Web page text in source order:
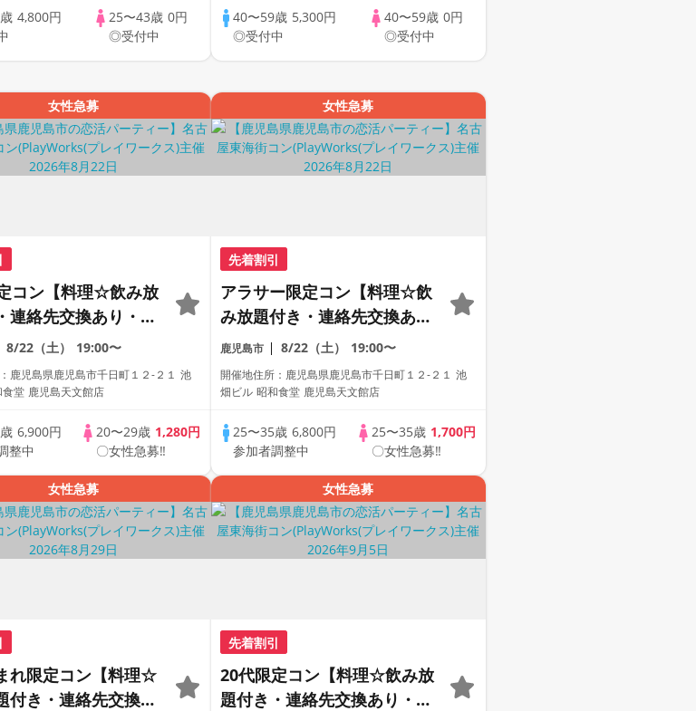
4,800円
25〜43歳0円
◎受付中
40〜59歳 5,300円
◎受付中
40〜59歳 0円
◎受付中
女性急募
コン【料理☆飲み放
連絡先交換あり・完
】１名参加多数・初
歓迎☆プレイワーク
8/22（土） 19:00〜
鹿児島県鹿児島市千日町１２-２１ 池
堂 鹿児島天文館店
6,900円
整中
20〜29歳 1,280円
〇女性急募‼
女性急募
先着割引
アラサー限定コン【料理☆飲
み放題付き・連絡先交換あ
り・完全着席型】１名参加多
数・初参加も大歓迎☆プレイ
ワークス主催☆
鹿児島市 8/22（土） 19:00〜
開催地住所：鹿児島県鹿児島市千日町１２-２１ 池
畑ビル 昭和食堂 鹿児島天文館店
25〜35歳6,800円
参加者調整中
25〜35歳 1,700円
〇女性急募‼
女性急募
れ限定コン【料理☆
付き・連絡先交換あ
女性急募
先着割引
20代限定コン【料理☆飲み放
題付き・連絡先交換あり・完